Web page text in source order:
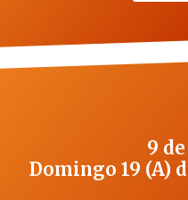
9
Domingo 19 (A)